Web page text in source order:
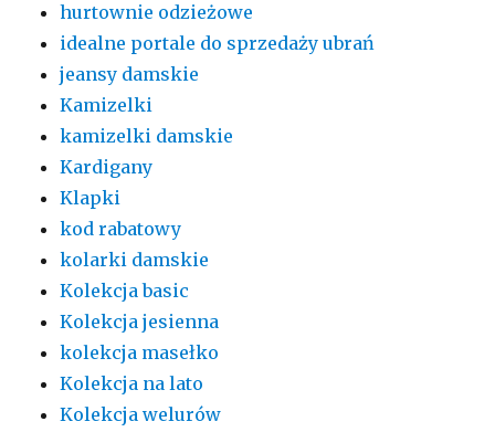
hurtownie odzieżowe
idealne portale do sprzedaży ubrań
jeansy damskie
Kamizelki
kamizelki damskie
Kardigany
Klapki
kod rabatowy
kolarki damskie
Kolekcja basic
Kolekcja jesienna
kolekcja masełko
Kolekcja na lato
Kolekcja welurów